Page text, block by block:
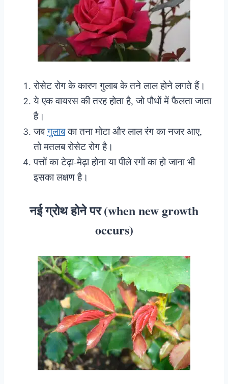
रोसेट रोग के कारण गुलाब के तने लाल होने लगते हैं।
ये एक वायरस की तरह होता है, जो पौधों में फैलता जाता
है।
जबगुलाबका तना मोटा और लाल रंग का नजर आए,
तो मतलब रोसेट रोग है।
पत्तों का टेढ़ा-मेढ़ा होना या पीले रगों का हो जाना भी
इसका लक्षण है।
नई ग्रोथ होने पर (when new growth
occurs)